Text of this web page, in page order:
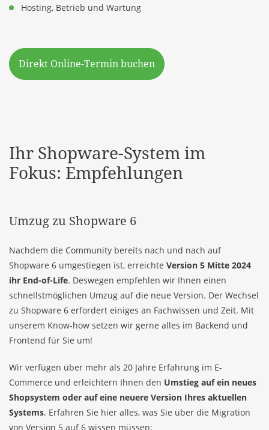
Hosting, Betrieb und Wartung
Direkt Online-Termin buchen
Ihr Shopware-System im
Fokus: Empfehlungen
Umzug zu Shopware 6
Nachdem die Community bereits nach und nach auf
Shopware 6 umgestiegen ist, erreichte Version 5 Mitte 2024
ihr End-of-Life. Deswegen empfehlen wir Ihnen einen
schnellstmöglichen Umzug auf die neue Version. Der Wechsel
zu Shopware 6 erfordert einiges an Fachwissen und Zeit. Mit
unserem Know-how setzen wir gerne alles im Backend und
Frontend für Sie um!
Wir verfügen über mehr als 20 Jahre Erfahrung im E-
Commerce und erleichtern Ihnen den Umstieg auf ein neues
Shopsystem oder auf eine neuere Version Ihres aktuellen
Systems. Erfahren Sie hier alles, was Sie über die Migration
von Version 5 auf 6 wissen müssen: